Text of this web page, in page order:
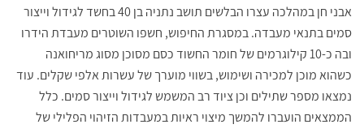
אבני חן במהלכה עצרו הבלשים תושב נתניה בן 40 בחשד לגידול וייצור
סמים בתנאי מעבדה. במסגרת החיפוש, חשפו השוטרים מעבדת הידרו
ובה כ-10 קילוגרמים של חומר החשוד כסם מסוכן מסוג מריחואנה
כשהוא מוכן למכירה ושימוש, בשווי מוערך של עשרות אלפי שקלים. עוד
נמצאו מספר שתילים וכן ציוד רב המשמש לגידול וייצור סמים. כלל
הממצאים הועברו להמשך מיצוי ראיות במעבדות הזיהוי הפלילי של